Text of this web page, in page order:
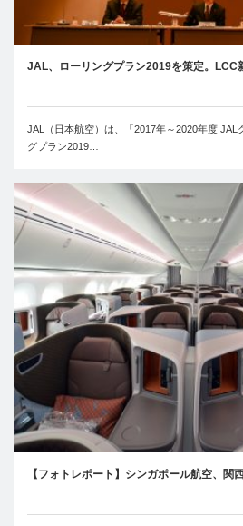
JAL、ローリングプラン2019を策定。
JAL（日本航空）は、「2017年～2020年度 JAL
グプラン2019…
【フォトレポート】シンガポール航空、